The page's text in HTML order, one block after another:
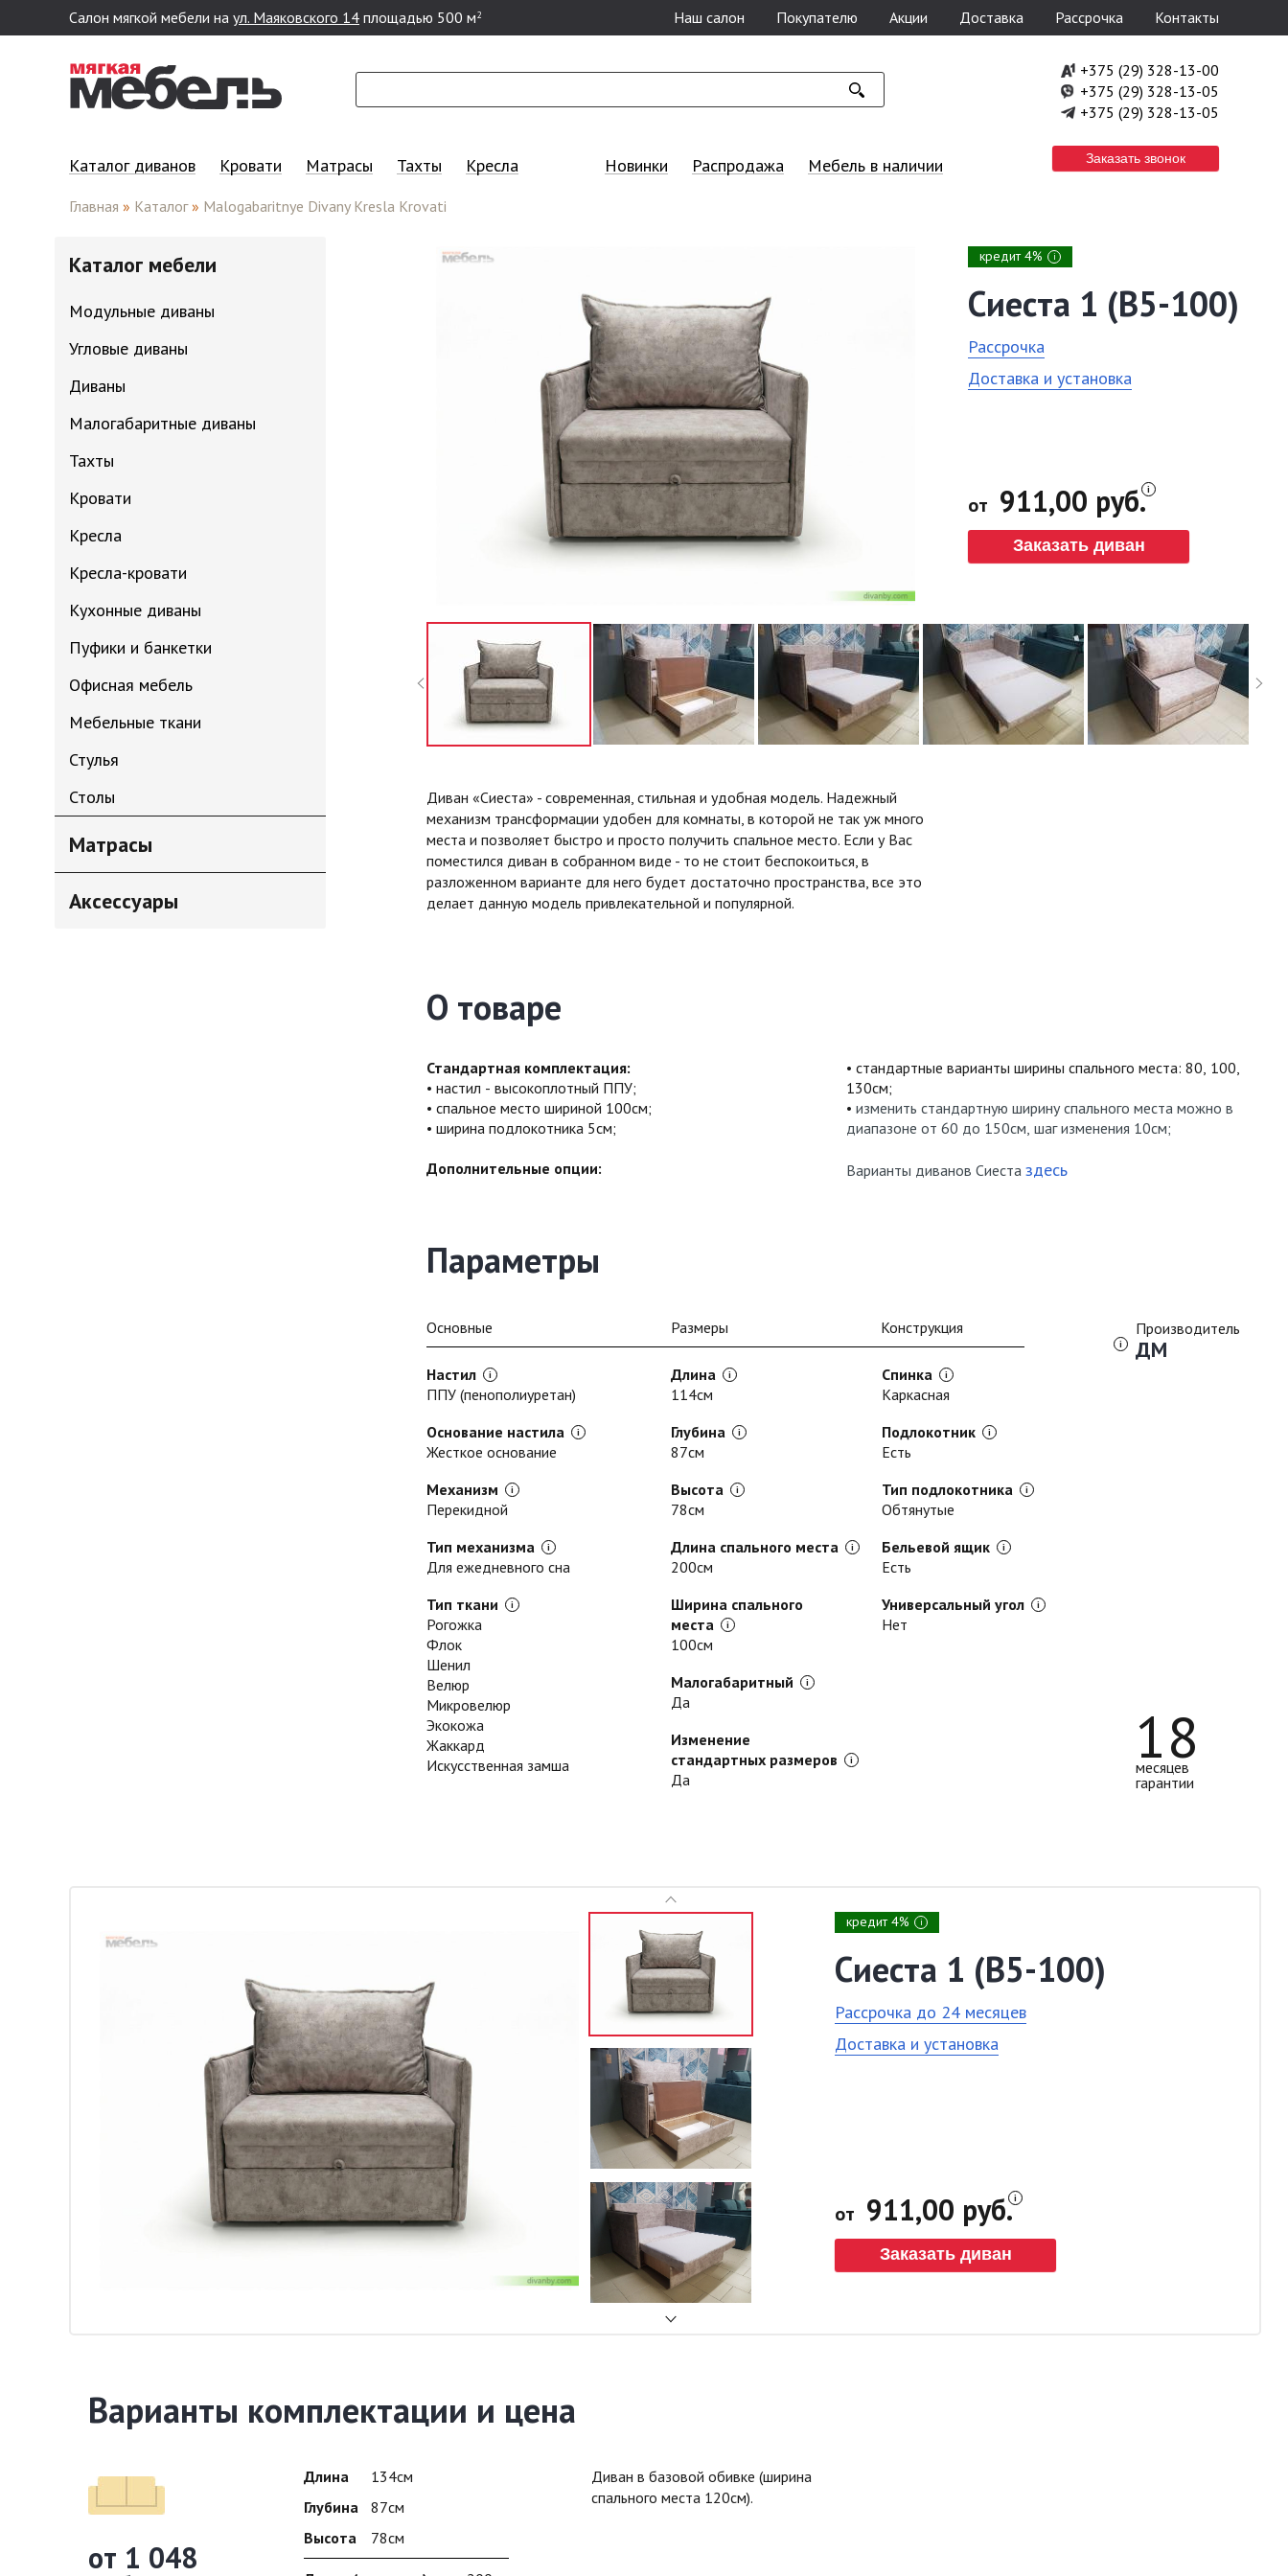
Перейти к основному содержанию
Салон мягкой мебели на ул. Маяковского 14 площадью 500 м2 Наш салон Покупателю Акции Доставка Рассрочка Контакты
+375 (29) 328-13-00
+375 (29) 328-13-05
+375 (29) 328-13-05
Заказать звонок
Каталог диванов Кровати Матрасы Тахты Кресла Новинки Распродажа Мебель в наличии
Главная » Каталог » Malogabaritnye Divany Kresla Krovati
Каталог мебели
Модульные диваны
Угловые диваны
Диваны
Малогабаритные диваны
Тахты
Кровати
Кресла
Кресла-кровати
Кухонные диваны
Пуфики и банкетки
Офисная мебель
Мебельные ткани
Стулья
Столы
Матрасы
Аксессуары
кредит 4% i
Сиеста 1 (В5-100)
Рассрочка
Доставка и установка
от 911,00 руб.
Заказать диван
Диван «Сиеста» - современная, стильная и удобная модель. Надежный
механизм трансформации удобен для комнаты, в которой не так уж много
места и позволяет быстро и просто получить спальное место. Если у Вас
поместился диван в собранном виде - то не стоит беспокоиться, в
разложенном варианте для него будет достаточно пространства, все это
делает данную модель привлекательной и популярной.
О товаре
Стандартная комплектация:
настил - высокоплотный ППУ;
спальное место шириной 100см;
ширина подлокотника 5см;
Дополнительные опции:
стандартные варианты ширины спального места: 80, 100,
130см;
изменить стандартную ширину спального места можно в
диапазоне от 60 до 150см, шаг изменения 10см;
Варианты диванов Сиеста здесь
Параметры
Основные Размеры Конструкция
Настил
ППУ (пенополиуретан)
Основание настила
Жесткое основание
Механизм
Перекидной
Тип механизма
Для ежедневного сна
Тип ткани
Рогожка
Флок
Шенил
Велюр
Микровелюр
Экокожа
Жаккард
Искусственная замша
Длина
114см
Глубина
87см
Высота
78см
Длина спального места
200см
Ширина спального
места
100см
Малогабаритный
Да
Изменение
стандартных размеров
Да
Спинка
Каркасная
Подлокотник
Есть
Тип подлокотника
Обтянутые
Бельевой ящик
Есть
Универсальный угол
Нет
Производитель
ДМ
18
месяцев
гарантии
кредит 4% i
Сиеста 1 (В5-100)
Рассрочка до 24 месяцев
Доставка и установка
от 911,00 руб.
Заказать диван
Варианты комплектации и цена
от 1 048
Длина
134см
Глубина
87см
Высота
78см
Диван в базовой обивке (ширина
спального места 120см).